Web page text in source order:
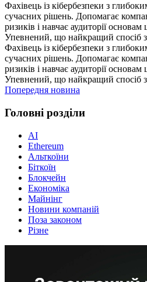
Фахівець із кібербезпеки з
сучасних рішень. Допомагає
ризиків і навчає аудиторії
Упевнений, що найкращий спосіб
Фахівець із кібербезпеки з
сучасних рішень. Допомагає
ризиків і навчає аудиторії
Упевнений, що найкращий спосіб
Попередня новина
Головні розділи
AI
Ethereum
Альткоїни
Біткоїн
Блокчейн
Економіка
Майнінг
Новини компаній
Поза законом
Різне